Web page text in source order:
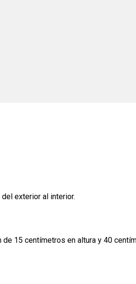
exterior al interior.
15 centímetros en altura y 40